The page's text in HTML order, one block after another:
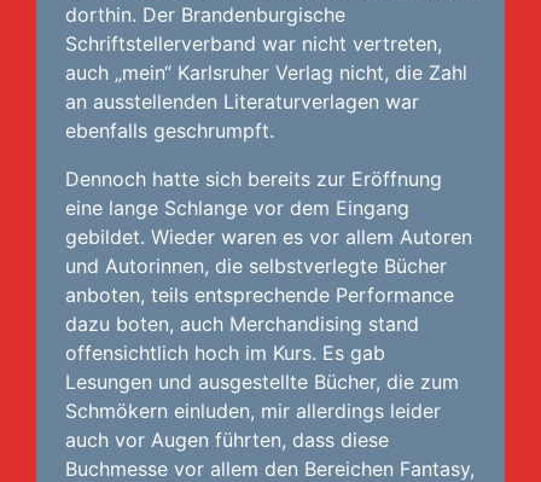
dorthin. Der Brandenburgische
Schriftstellerverband war nicht vertreten,
auch „mein“ Karlsruher Verlag nicht, die Zahl
an ausstellenden Literaturverlagen war
ebenfalls geschrumpft.
Dennoch hatte sich bereits zur Eröffnung
eine lange Schlange vor dem Eingang
gebildet. Wieder waren es vor allem Autoren
und Autorinnen, die selbstverlegte Bücher
anboten, teils entsprechende Performance
dazu boten, auch Merchandising stand
offensichtlich hoch im Kurs. Es gab
Lesungen und ausgestellte Bücher, die zum
Schmökern einluden, mir allerdings leider
auch vor Augen führten, dass diese
Buchmesse vor allem den Bereichen Fantasy,